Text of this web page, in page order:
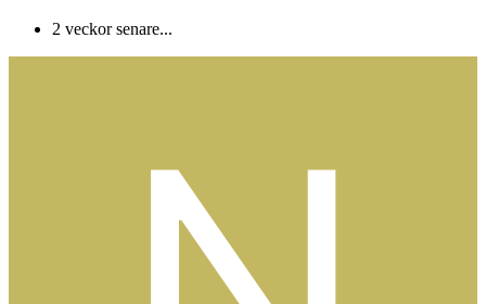
2 veckor senare...